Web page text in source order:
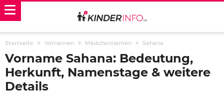
Startseite Vornamen Mädchennamen Sahana
Vorname Sahana: Bedeutung,
Herkunft, Namenstage & weitere
Details